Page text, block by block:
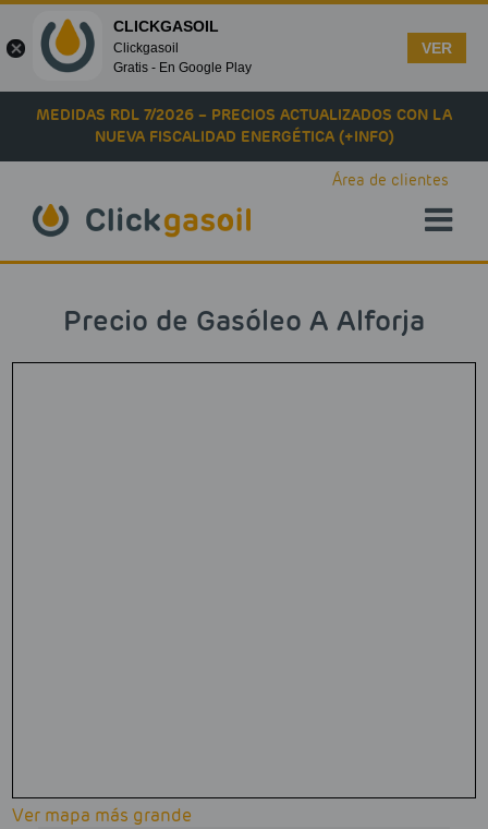
Skip to main content
MEDIDAS RDL 7/2026 – PRECIOS ACTUALIZADOS CON LA
NUEVA FISCALIDAD ENERGÉTICA (+INFO)
Área de clientes
Precio de Gasóleo A Alforja
Ver mapa más grande
CLICKGASOIL
Clickgasoil
Gratis - En Google Play
VER